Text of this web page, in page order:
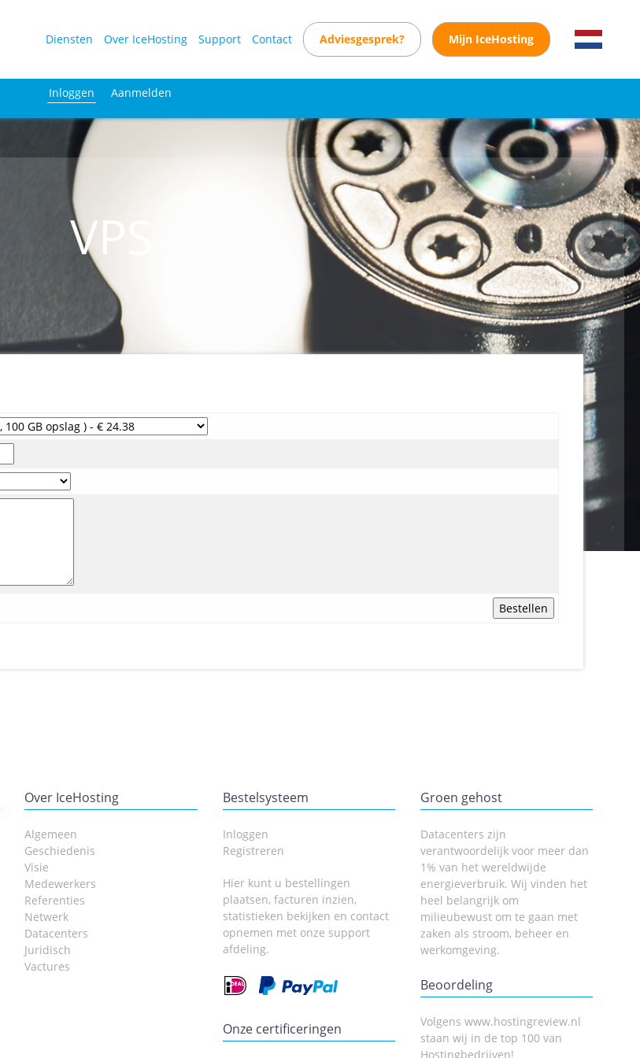
Diensten Over IceHosting Support Contact Adviesgesprek? Mijn IceHosting
Inloggen Aanmelden
VPS
Over IceHosting
Algemeen
Geschiedenis
Visie
Medewerkers
Referenties
Netwerk
Datacenters
Juridisch
Vactures
Bestelsysteem
Inloggen
Registreren
Hier kunt u bestellingen
plaatsen, facturen inzien,
statistieken bekijken en contact
opnemen met onze support
afdeling.
Onze certificeringen
Groen gehost
Datacenters zijn
verantwoordelijk voor meer dan
1% van het wereldwijde
energieverbruik. Wij vinden het
heel belangrijk om
milieubewust om te gaan met
zaken als stroom, beheer en
werkomgeving.
Beoordeling
Volgens www.hostingreview.nl
staan wij in de top 100 van
Hostingbedrijven!